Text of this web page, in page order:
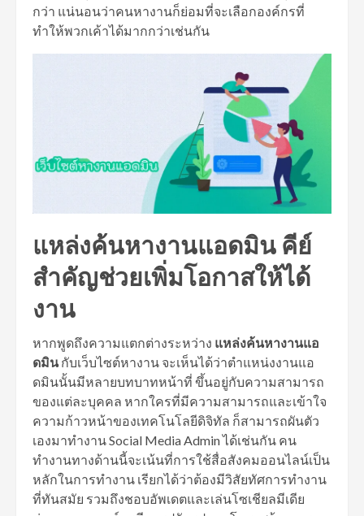
กว่า แน่นอนว่าคนหางานก็ย่อมที่จะเลือกองค์กรที่
ทำให้พวกเค้าได้มากกว่าเช่นกัน
แหล่งค้นหางานแอดมิน คีย์
สำคัญช่วยเพิ่มโอกาสให้ได้
งาน
หากพูดถึงความแตกต่างระหว่าง แหล่งค้นหางานแอ
ดมินกับเว็บไซต์หางาน จะเห็นได้ว่าตำแหน่งงานแอ
ดมินนั้นมีหลายบทบาทหน้าที่ ขึ้นอยู่กับความสามารถ
ของแต่ละบุคคล หากใครที่มีความสามารถและเข้าใจ
ความก้าวหน้าของเทคโนโลยีดิจิทัล ก็สามารถผันตัว
เองมาทำงาน Social Media Admin ได้เช่นกัน คน
ทำงานทางด้านนี้จะเน้นที่การใช้สื่อสังคมออนไลน์เป็น
หลักในการทำงาน เรียกได้ว่าต้องมีวิสัยทัศการทำงาน
ที่ทันสมัย รวมถึงชอบอัพเดตและเล่นโซเชียลมีเดีย